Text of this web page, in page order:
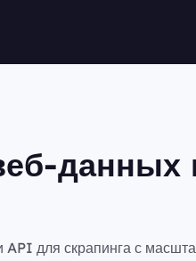
данных
API для скрапинга с